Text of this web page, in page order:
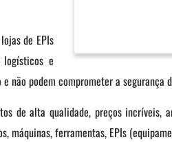
de EPIs
logísticos e
podem comprometer a segurança
de alta qualidade, preços incríveis,
ferramentas, EPIs